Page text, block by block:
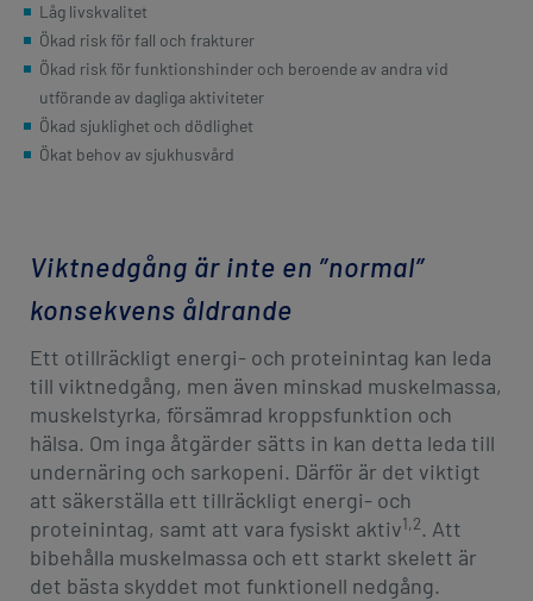
Låg livskvalitet
Ökad risk för fall och frakturer
Ökad risk för funktionshinder och beroende av andra vid
utförande av dagliga aktiviteter
Ökad sjuklighet och dödlighet
Ökat behov av sjukhusvård
Viktnedgång är inte en ”normal”
konsekvens åldrande
Ett otillräckligt energi- och proteinintag kan leda
till viktnedgång, men även minskad muskelmassa,
muskelstyrka, försämrad kroppsfunktion och
hälsa. Om inga åtgärder sätts in kan detta leda till
undernäring och sarkopeni. Därför är det viktigt
att säkerställa ett tillräckligt energi- och
proteinintag, samt att vara fysiskt aktiv1,2. Att
bibehålla muskelmassa och ett starkt skelett är
det bästa skyddet mot funktionell nedgång.